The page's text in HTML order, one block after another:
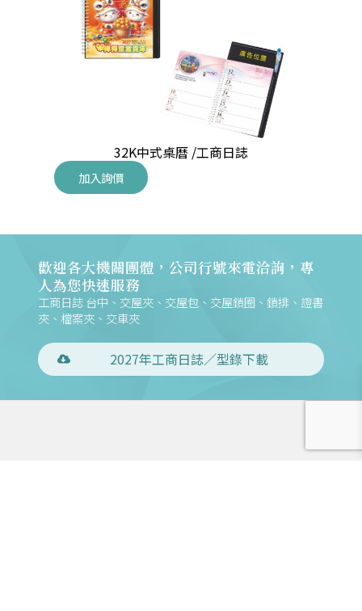
32K中式桌曆 /工商日誌
加入詢價
歡迎各大機關團體，公司行號來電洽詢，專
人為您快速服務
工商日誌 台中、交屋夾、交屋包、交屋鎖圈、鎖排、證書
夾、檔案夾、交車夾
2027年工商日誌／型錄下載